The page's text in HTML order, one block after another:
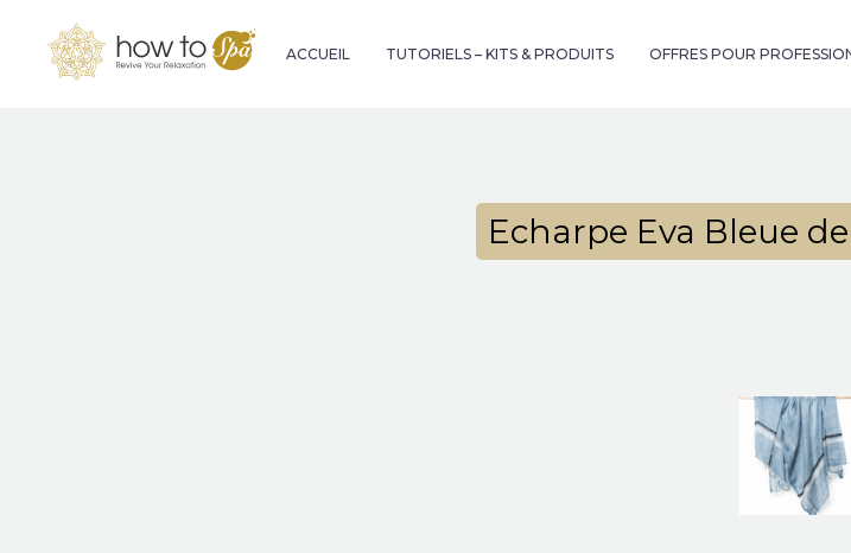
ACCUEIL TUTORIELS – KITS & PRODUITS OFFRES POUR
Echarpe Eva Bleue